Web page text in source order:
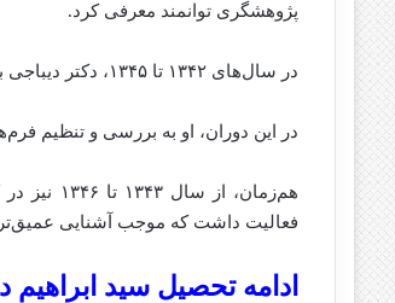
پژوهشگری توانمند معرفی کرد.
در سال‌های ۱۳۴۲ تا ۱۳۴۵، دکتر دیباجی با مؤسسه لغت‌نامه دهخدا همکاری داشت.
در این دوران، او به بررسی و تنظیم
فعالیت داشت که موجب آشنایی
ادامه تحصیل سید